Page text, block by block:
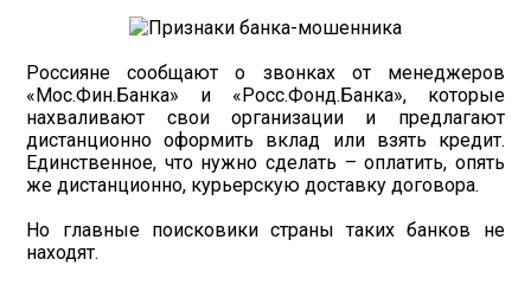
Россияне сообщают о звонках от менеджеров
«Мос.Фин.Банка» и «Росс.Фонд.Банка», которые
нахваливают свои организации и предлагают
дистанционно оформить вклад или взять кредит.
Единственное, что нужно сделать – оплатить, опять
же дистанционно, курьерскую доставку договора.
Но главные поисковики страны таких банков не
находят.